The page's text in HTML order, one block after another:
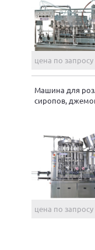
цена по запросу
Машина для
сиропов,
цена по запросу